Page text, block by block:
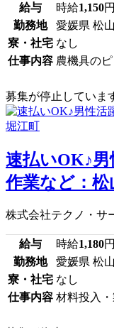
給与 時給1,150
勤務地
愛媛県 松
寮・社宅 なし
仕事内容 農機具の
募集が停止していま
速払いOK♪
作業など：松
株式会社テクノ・サ
給与 時給1,180
勤務地
愛媛県 松
寮・社宅 なし
仕事内容 材料投入